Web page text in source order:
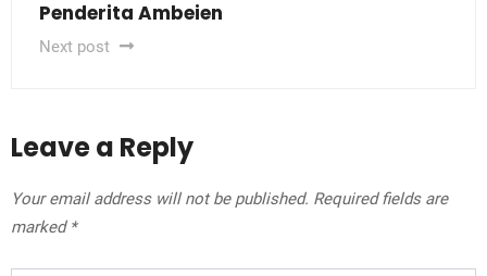
Penderita Ambeien
Next post
Leave a Reply
Your email address will not be published. Required fields are
marked *